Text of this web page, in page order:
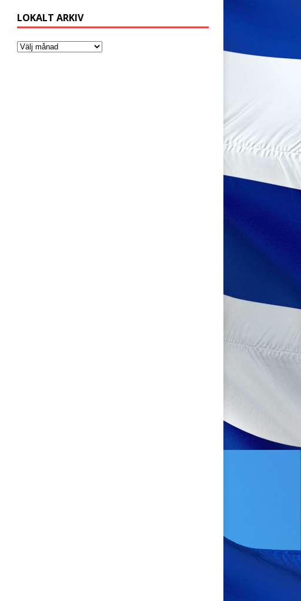
LOKALT ARKIV